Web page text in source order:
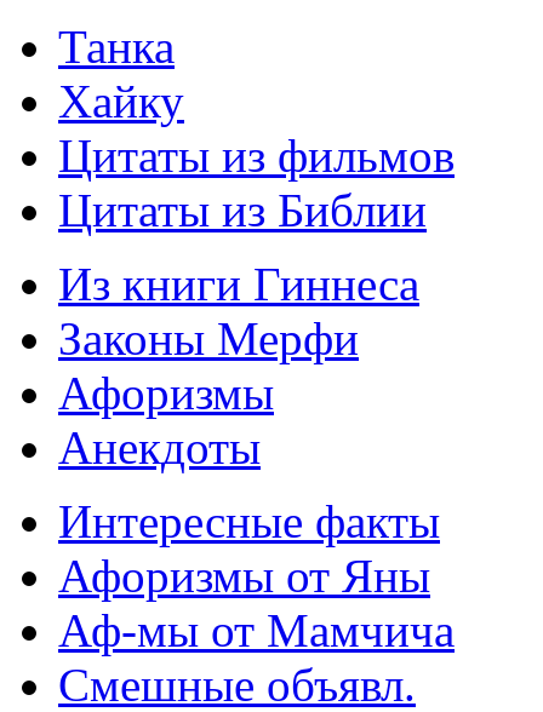
Танка
Хайку
Цитаты из фильмов
Цитаты из Библии
Из книги Гиннеса
Законы Мерфи
Афоризмы
Анекдоты
Интересные факты
Афоризмы от Яны
Аф-мы от Мамчича
Смешные объявл.